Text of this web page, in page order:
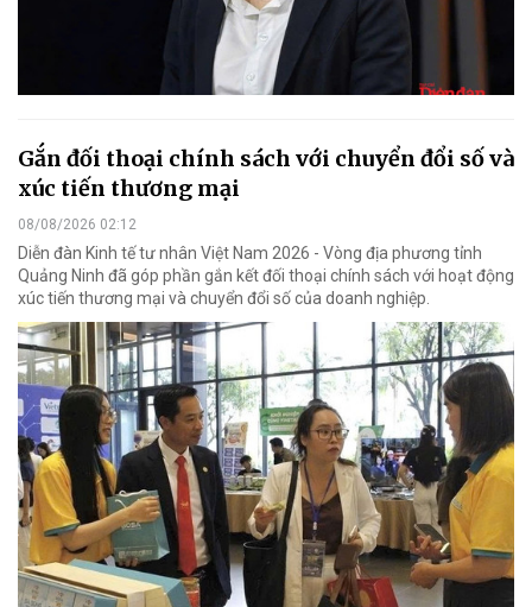
Gắn đối thoại chính sách với chuyển đổi số và
xúc tiến thương mại
08/08/2026 02:12
Diễn đàn Kinh tế tư nhân Việt Nam 2026 - Vòng địa phương tỉnh
Quảng Ninh đã góp phần gắn kết đối thoại chính sách với hoạt động
xúc tiến thương mại và chuyển đổi số của doanh nghiệp.